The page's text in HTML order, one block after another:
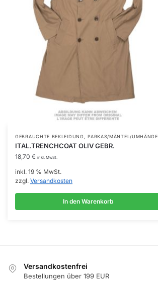
GEBRAUCHTE BEKLEIDUNG,PARKAS/MÄNTEL/UMHÄNGE
ITAL.TRENCHCOAT OLIV GEBR.
18,70 € inkl. MwSt.
inkl. 19 % MwSt.
zzgl. Versandkosten
In den Warenkorb
Versandkostenfrei
Bestellungen über 199 EUR